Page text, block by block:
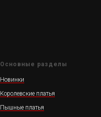
Основные разделы
Новинки
Королевские платья
Пышные платья